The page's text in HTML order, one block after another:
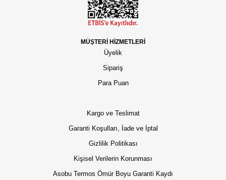
MÜŞTERİ HİZMETLERİ
Üyelik
Sipariş
Para Puan
Kargo ve Teslimat
Garanti Koşulları, İade ve İptal
Gizlilik Politikası
Kişisel Verilerin Korunması
Asobu Termos Ömür Boyu Garanti Kaydı